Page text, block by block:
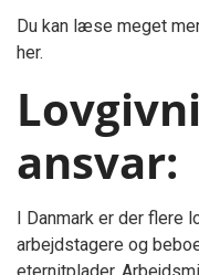
Du kan læse meget
her.
ansvar:
I Danmark er der flere
arbejdstagere og